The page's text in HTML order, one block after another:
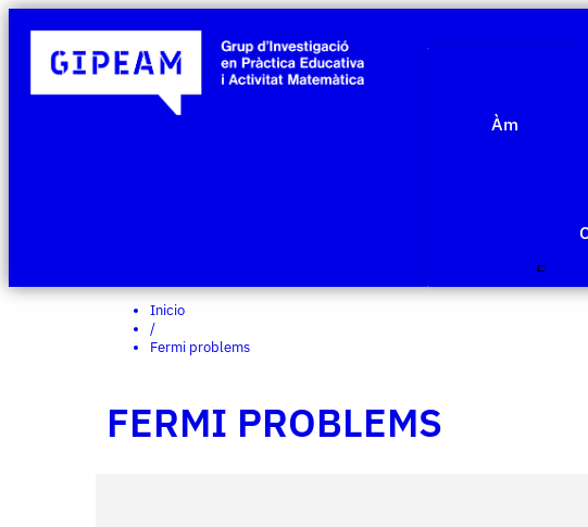
Àmbitos de
Edit
Inicio
/
Fermi problems
FERMI PROBLEMS